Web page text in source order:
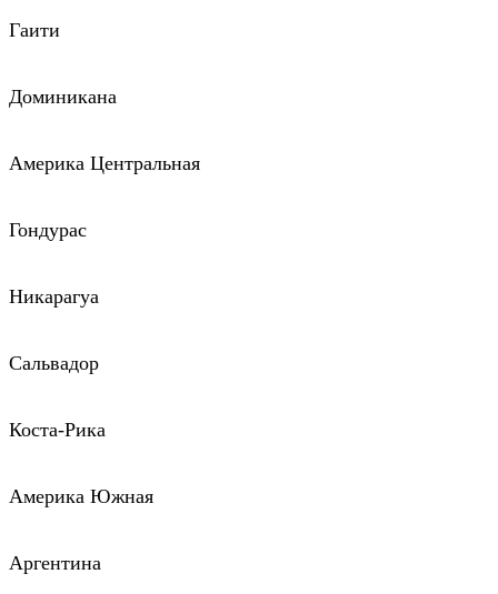
Гаити
Доминикана
Америка Центральная
Гондурас
Никарагуа
Сальвадор
Коста-Рика
Америка Южная
Аргентина